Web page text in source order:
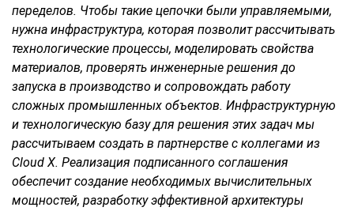
переделов. Чтобы такие цепочки были управляемыми,
нужна инфраструктура, которая позволит рассчитывать
технологические процессы, моделировать свойства
материалов, проверять инженерные решения до
запуска в производство и сопровождать работу
сложных промышленных объектов. Инфраструктурную
и технологическую базу для решения этих задач мы
рассчитываем создать в партнерстве с коллегами из
Cloud X. Реализация подписанного соглашения
обеспечит создание необходимых вычислительных
мощностей, разработку эффективной архитектуры